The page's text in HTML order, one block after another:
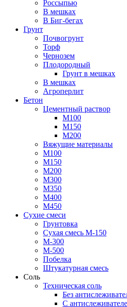
Россыпью
В мешках
В Биг-бегах
Грунт
Почвогрунт
Торф
Чернозем
Плодородный
Грунт в мешках
В мешках
Агроперлит
Бетон
Цементный раствор
М100
М150
М200
Вяжущие материалы
М100
М150
М200
М300
М350
М400
М450
Сухие смеси
Грунтовка
Сухая смесь М-150
М-300
М-500
Побелка
Штукатурная смесь
Соль
Техническая соль
Без
С